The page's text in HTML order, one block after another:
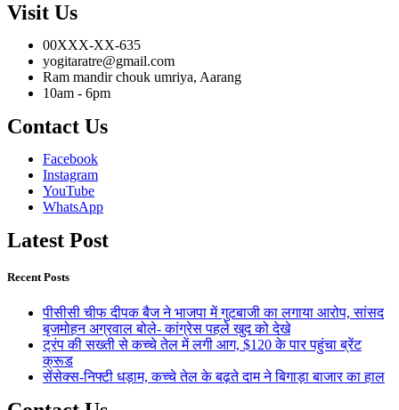
Visit Us
00XXX-XX-635
yogitaratre@gmail.com
Ram mandir chouk umriya, Aarang
10am - 6pm
Contact Us
Facebook
Instagram
YouTube
WhatsApp
Latest Post
Recent Posts
पीसीसी चीफ दीपक बैज ने भाजपा में गुटबाजी का लगाया आरोप, सांसद
बृजमोहन अग्रवाल बोले- कांग्रेस पहले खुद को देखे
ट्रंप की सख्ती से कच्चे तेल में लगी आग, $120 के पार पहुंचा ब्रेंट
क्रूड
सेंसेक्स-निफ्टी धड़ाम, कच्चे तेल के बढ़ते दाम ने बिगाड़ा बाजार का हाल